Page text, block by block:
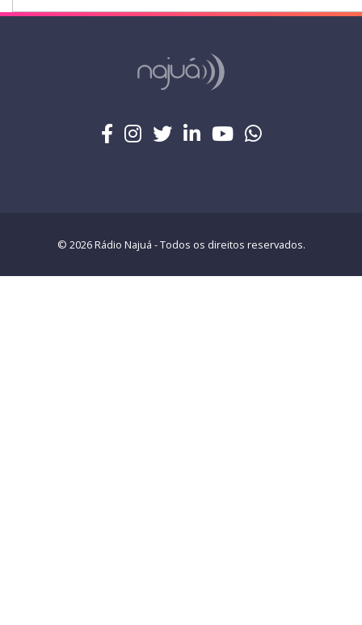
© 2026 Rádio Najuá - Todos os direitos reservados.